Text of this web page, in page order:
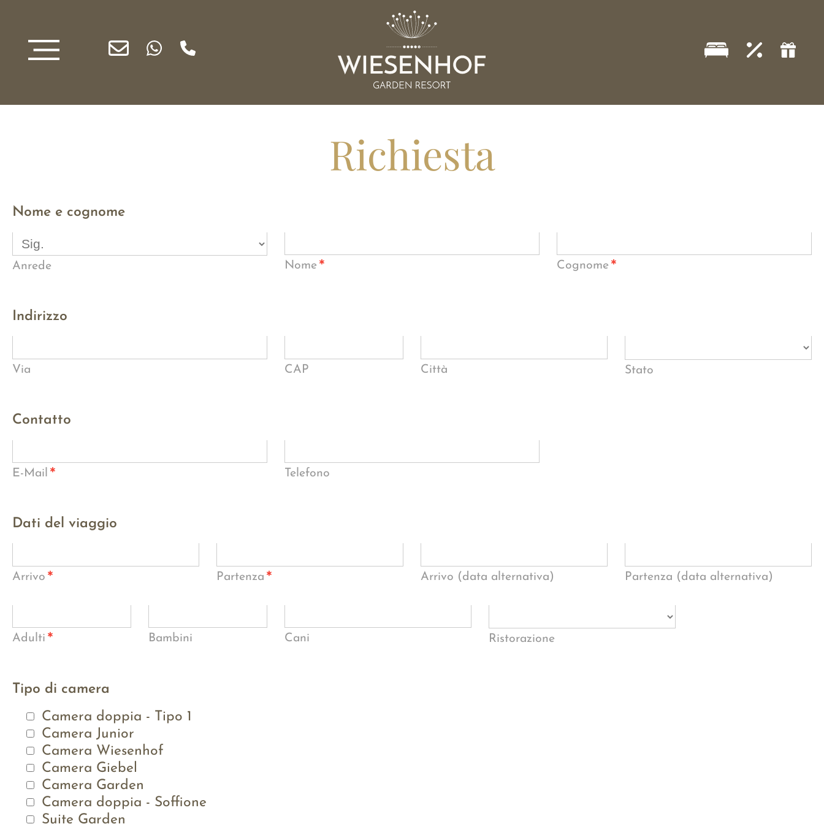
Richiesta
Nome e cognome
Anrede Nome * Cognome *
Indirizzo
Via CAP Città Stato
Contatto
E-Mail * Telefono
Dati del viaggio
Arrivo * Partenza * Arrivo (data alternativa) Partenza (data alternativa)
Adulti * Bambini Cani Ristorazione
Tipo di camera
Camera doppia - Tipo 1
Camera Junior
Camera Wiesenhof
Camera Giebel
Camera Garden
Camera doppia - Soffione
Suite Garden